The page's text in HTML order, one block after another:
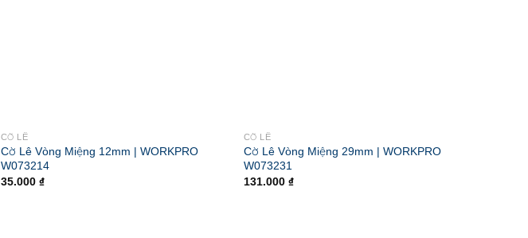
CỜ LÊ
Cờ Lê Vòng Miệng 12mm | WORKPRO
W073214
35.000 ₫
CỜ LÊ
Cờ Lê Vòng Miệng 29mm | WORKPRO
W073231
131.000 ₫